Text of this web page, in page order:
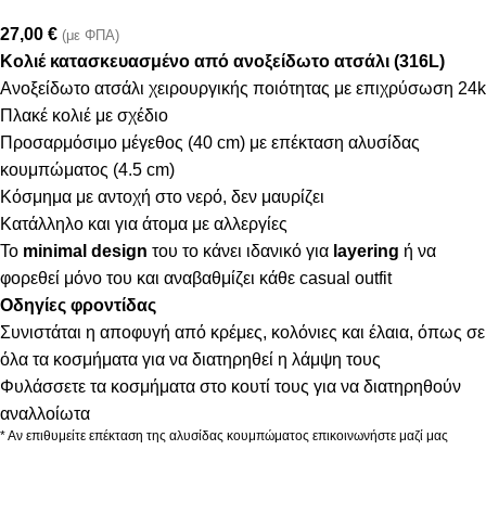
27,00 € (με ΦΠΑ)
Κολιέ κατασκευασμένο από ανοξείδωτο ατσάλι (316L)
Ανοξείδωτο ατσάλι χειρουργικής ποιότητας με επιχρύσωση 24k
Πλακέ κολιέ με σχέδιο
Προσαρμόσιμο μέγεθος (40 cm) με επέκταση αλυσίδας
κουμπώματος (4.5 cm)
Κόσμημα με αντοχή στο νερό, δεν μαυρίζει
Κατάλληλο και για άτομα με αλλεργίες
Το minimal design του το κάνει ιδανικό για layering ή να
φορεθεί μόνο του και αναβαθμίζει κάθε casual outfit
Οδηγίες φροντίδας
Συνιστάται η αποφυγή από κρέμες, κολόνιες και έλαια, όπως σε
όλα τα κοσμήματα για να διατηρηθεί η λάμψη τους
Φυλάσσετε τα κοσμήματα στο κουτί τους για να διατηρηθούν
αναλλοίωτα
* Αν επιθυμείτε επέκταση της αλυσίδας κουμπώματος επικοινωνήστε μαζί μας